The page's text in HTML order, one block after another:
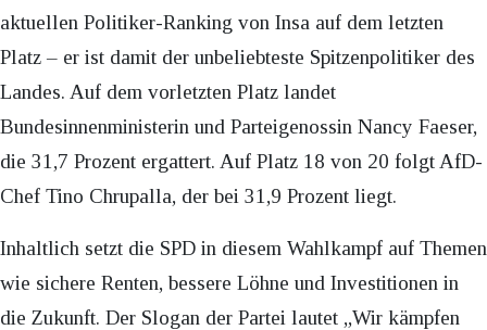
aktuellen Politiker-Ranking von Insa auf dem letzten
Platz – er ist damit der unbeliebteste Spitzenpolitiker des
Landes. Auf dem vorletzten Platz landet
Bundesinnenministerin und Parteigenossin Nancy Faeser,
die 31,7 Prozent ergattert. Auf Platz 18 von 20 folgt AfD-
Chef Tino Chrupalla, der bei 31,9 Prozent liegt.
Inhaltlich setzt die SPD in diesem Wahlkampf auf Themen
wie sichere Renten, bessere Löhne und Investitionen in
die Zukunft. Der Slogan der Partei lautet „Wir kämpfen